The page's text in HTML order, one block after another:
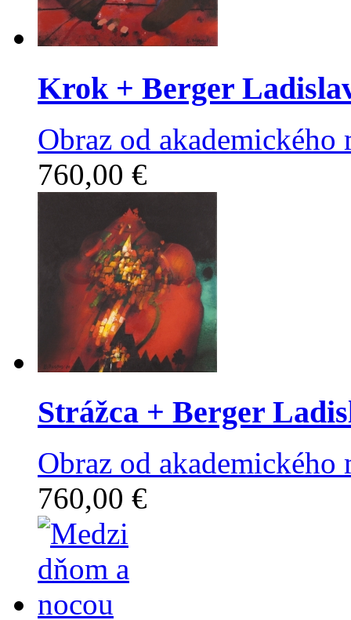
Krok + Berger
Obraz od akademického
760,00 €
Strážca + Berger
Obraz od akademického
760,00 €